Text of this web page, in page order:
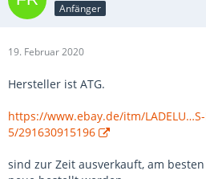
Anfänger
19. Februar 2020
Hersteller ist ATG.
https://www.ebay.de/itm/LADELU…S-
5/291630915196
sind zur Zeit ausverkauft, am